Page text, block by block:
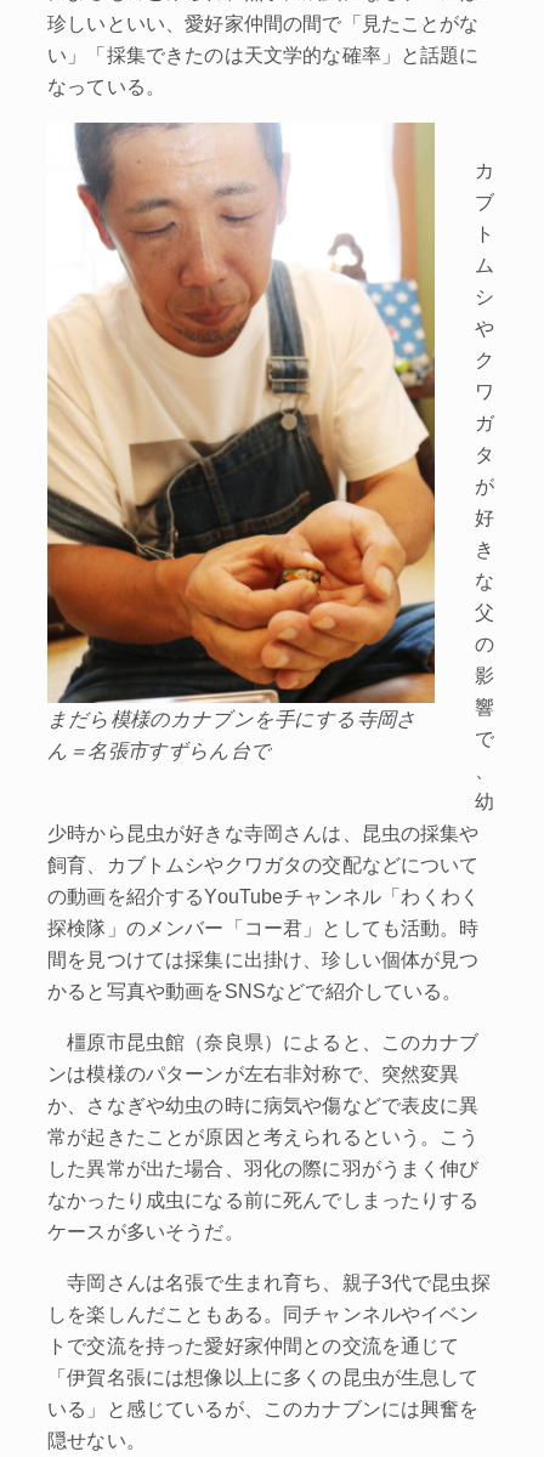
珍しいといい、愛好家仲間の間で「見たことがな
い」「採集できたのは天文学的な確率」と話題に
なっている。
まだら模様のカナブンを手にする寺岡さ
ん＝名張市すずらん台で
カ
ブ
ト
ム
シ
や
ク
ワ
ガ
タ
が
好
き
な
父
の
影
響
で
幼
少時から昆虫が好きな寺岡さんは、昆虫の採集や
飼育、カブトムシやクワガタの交配などについて
の動画を紹介するYouTubeチャンネル「わくわく
探検隊」のメンバー「コー君」としても活動。時
間を見つけては採集に出掛け、珍しい個体が見つ
かると写真や動画をSNSなどで紹介している。
橿原市昆虫館（奈良県）によると、このカナブ
ンは模様のパターンが左右非対称で、突然変異
か、さなぎや幼虫の時に病気や傷などで表皮に異
常が起きたことが原因と考えられるという。こう
した異常が出た場合、羽化の際に羽がうまく伸び
なかったり成虫になる前に死んでしまったりする
ケースが多いそうだ。
寺岡さんは名張で生まれ育ち、親子3代で昆虫探
しを楽しんだこともある。同チャンネルやイベン
トで交流を持った愛好家仲間との交流を通じて
「伊賀名張には想像以上に多くの昆虫が生息して
いる」と感じているが、このカナブンには興奮を
隠せない。